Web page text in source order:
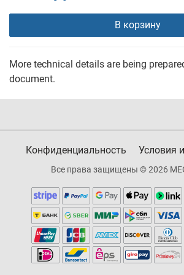
В корзину
More technical details are being
document.
Конфиденциальность Условия
Все права защищены © 2026